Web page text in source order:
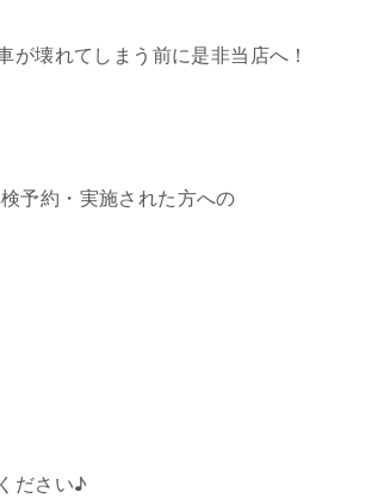
壊れてしまう前に是非当店へ！
予約・実施された方への
ださい♪